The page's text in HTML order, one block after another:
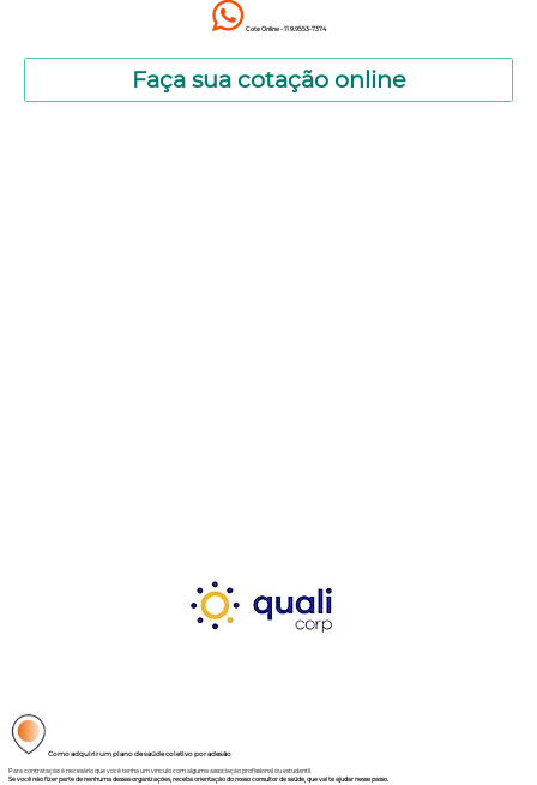
Cote Online - 11 9.9553-7374
Faça sua cotação online
Como adquirir um plano de saúde coletivo por adesão
Para contratação é necesário que você tenha um vínculo com alguma associação profissional ou estudantil.
Se você não fizer parte de nenhuma dessas organizações, receba orientação do nosso consultor de saúde, que vai te ajudar nesse passo.